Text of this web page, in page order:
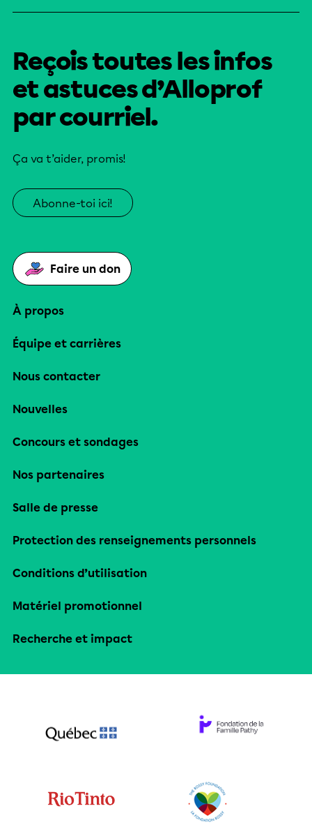
Reçois toutes les infos
et astuces d’Alloprof
par courriel.
Ça va t’aider, promis!
Abonne-toi ici!
Faire un don
À propos
Équipe et carrières
Nous contacter
Nouvelles
Concours et sondages
Nos partenaires
Salle de presse
Protection des renseignements personnels
Conditions d’utilisation
Matériel promotionnel
Recherche et impact